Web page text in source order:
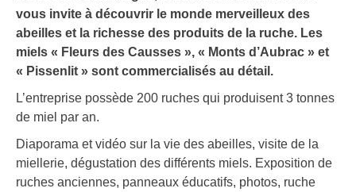
vous invite à découvrir le monde merveilleux des
abeilles et la richesse des produits de la ruche. Les
miels « Fleurs des Causses », « Monts d’Aubrac » et
« Pissenlit » sont commercialisés au détail.
L’entreprise possède 200 ruches qui produisent 3 tonnes
de miel par an.
Diaporama et vidéo sur la vie des abeilles, visite de la
miellerie, dégustation des différents miels. Exposition de
ruches anciennes, panneaux éducatifs, photos, ruche